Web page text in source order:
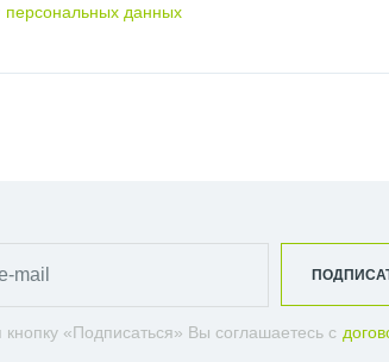
персональных данных
«Подписаться» Вы соглашаетесь с